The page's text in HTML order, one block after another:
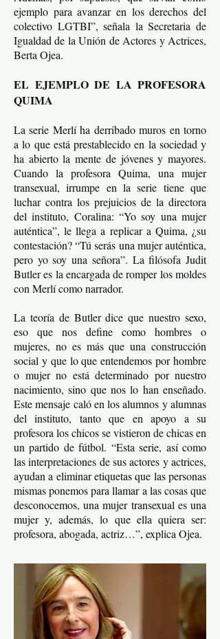
ejemplo para avanzar en los derechos del
colectivo LGTBI”, señala la Secretaria de
Igualdad de la Unión de Actores y Actrices,
Berta Ojea.
EL EJEMPLO DE LA PROFESORA
QUIMA
La serie Merlí ha derribado muros en torno
a lo que está prestablecido en la sociedad y
ha abierto la mente de jóvenes y mayores.
Cuando la profesora Quima, una mujer
transexual, irrumpe en la serie tiene que
luchar contra los prejuicios de la directora
del instituto, Coralina: “Yo soy una mujer
auténtica”, le llega a replicar a Quima, ¿su
contestación? “Tú serás una mujer auténtica,
pero yo soy una señora”. La filósofa Judit
Butler es la encargada de romper los moldes
con Merlí como narrador.
La teoría de Butler dice que nuestro sexo,
eso que nos define como hombres o
mujeres, no es más que una construcción
social y que lo que entendemos por hombre
o mujer no está determinado por nuestro
nacimiento, sino que nos lo han enseñado.
Este mensaje caló en los alumnos y alumnas
del instituto, tanto que en apoyo a su
profesora los chicos se vistieron de chicas en
un partido de fútbol. “Esta serie, así como
las interpretaciones de sus actores y actrices,
ayudan a eliminar etiquetas que las personas
mismas ponemos para llamar a las cosas que
desconocemos, una mujer transexual es una
mujer y, además, lo que ella quiera ser:
profesora, abogada, actriz…”, explica Ojea.